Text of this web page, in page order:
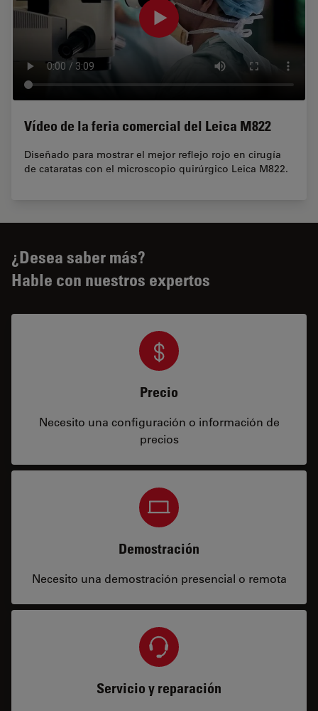
Vídeo de la feria comercial del Leica M822
Diseñado para mostrar el mejor reflejo rojo en cirugía
de cataratas con el microscopio quirúrgico Leica M822.
¿Desea saber más?
Hable con nuestros expertos
Precio
Necesito una configuración o información de
precios
Demostración
Necesito una demostración presencial o remota
Servicio y reparación